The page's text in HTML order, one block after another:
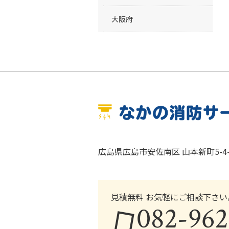
大阪府
広島県広島市安佐南区 山本新町5-
見積無料 お気軽にご相談下さい
082-